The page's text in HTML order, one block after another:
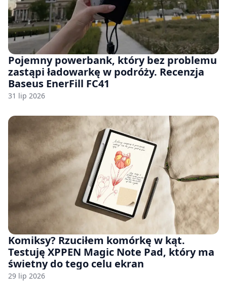
Pojemny powerbank, który bez problemu
zastąpi ładowarkę w podróży. Recenzja
Baseus EnerFill FC41
31 lip 2026
Komiksy? Rzuciłem komórkę w kąt.
Testuję XPPEN Magic Note Pad, który ma
świetny do tego celu ekran
29 lip 2026